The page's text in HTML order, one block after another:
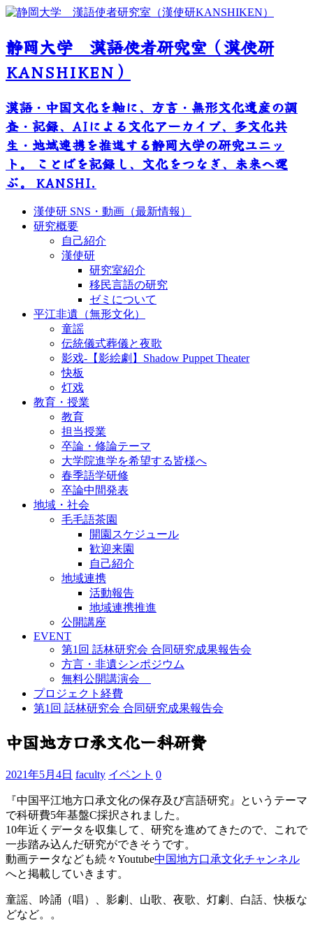
静岡大学 漢語使者研究室（漢使研
KANSHIKEN）
漢語・中国文化を軸に、方言・無形文化遺産の調
査・記録、AIによる文化アーカイブ、多文化共
生・地域連携を推進する静岡大学の研究ユニッ
ト。 ことばを記録し、文化をつなぎ、未来へ運
ぶ。 KANSHI.
漢使研 SNS・動画（最新情報）
研究概要
自己紹介
漢使研
研究室紹介
移民言語の研究
ゼミについて
平江非遺（無形文化）
童謡
伝統儀式葬儀と夜歌
影戏-【影絵劇】Shadow Puppet Theater
快板
灯戏
教育・授業
教育
担当授業
卒論・修論テーマ
大学院進学を希望する皆様へ
春季語学研修
卒論中間発表
地域・社会
毛毛語茶園
開園スケジュール
歓迎来園
自己紹介
地域連携
活動報告
地域連携推進
公開講座
EVENT
第1回 話林研究会 合同研究成果報告会
方言・非遺シンポジウム
無料公開講演会
プロジェクト経費
第1回 話林研究会 合同研究成果報告会
中国地方口承文化ー科研費
2021年5月4日 faculty イベント 0
『中国平江地方口承文化の保存及び言語研究』というテーマ
で科研費5年基盤C採択されました。
10年近くデータを収集して、研究を進めてきたので、これで
一歩踏み込んだ研究ができそうです。
動画テータなども続々Youtube中国地方口承文化チャンネル
へと掲載していきます。
童謡、吟誦（唱）、影劇、山歌、夜歌、灯劇、白話、快板な
どなど。。